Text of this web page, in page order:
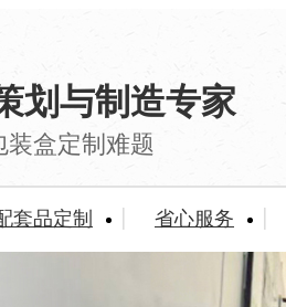
划与制造专家
盒定制难题
套品定制 省心服务